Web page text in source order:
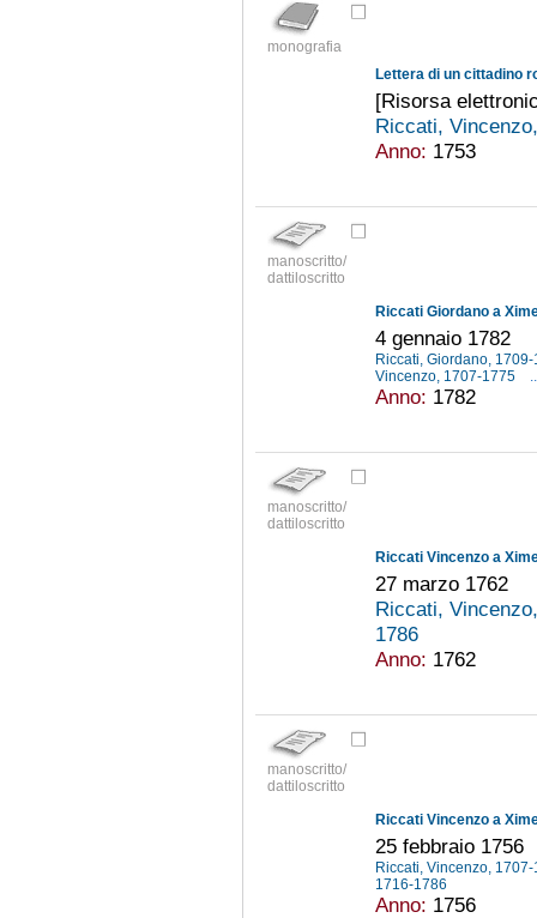
monografia
[Risorsa
Riccati,
Anno: 1753
manoscritto/
dattiloscritto
Riccati Giordano a
4 gennaio 1782
Riccati, Giordano,
Vincenzo, 1707-1775
Anno: 1782
manoscritto/
dattiloscritto
Riccati Vincenzo a
27 marzo 1762
Riccati,
1786
Anno: 1762
manoscritto/
dattiloscritto
Riccati Vincenzo a
25 febbraio 1756
Riccati, Vincenzo,
1716-1786
Anno: 1756